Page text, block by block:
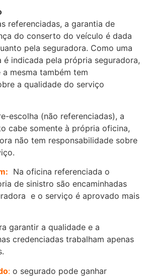
referenciadas, a garantia de
do conserto do veículo é dada
pela seguradora. Como uma
indicada pela própria seguradora,
mesma também tem
a qualidade do serviço
escolha (não referenciadas), a
cabe somente à própria oficina,
não tem responsabilidade sobre
Na oficina referenciada o
de sinistro são encaminhadas
e o serviço é aprovado mais
garantir a qualidade e a
credenciadas trabalham apenas
: o segurado pode ganhar